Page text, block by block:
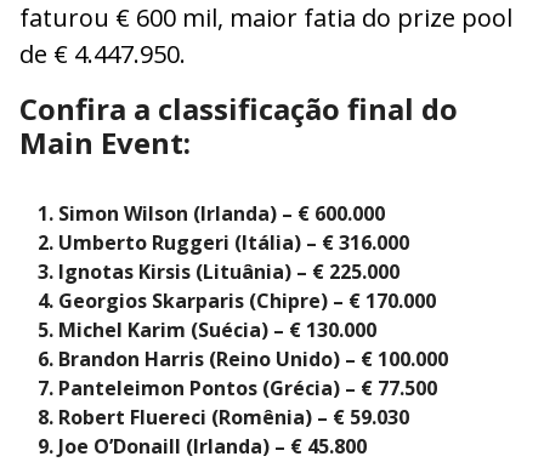
faturou € 600 mil, maior fatia do prize pool
de € 4.447.950.
Confira a classificação final do
Main Event:
Simon Wilson (Irlanda) – € 600.000
Umberto Ruggeri (Itália) – € 316.000
Ignotas Kirsis (Lituânia) – € 225.000
Georgios Skarparis (Chipre) – € 170.000
Michel Karim (Suécia) – € 130.000
Brandon Harris (Reino Unido) – € 100.000
Panteleimon Pontos (Grécia) – € 77.500
Robert Fluereci (Romênia) – € 59.030
Joe O’Donaill (Irlanda) – € 45.800